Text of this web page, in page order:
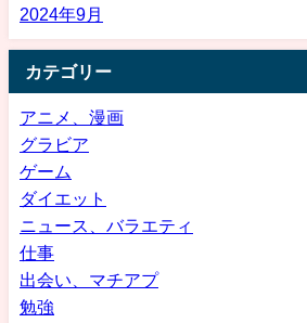
2024年9月
カテゴリー
アニメ、漫画
グラビア
ゲーム
ダイエット
ニュース、バラエティ
仕事
出会い、マチアプ
勉強